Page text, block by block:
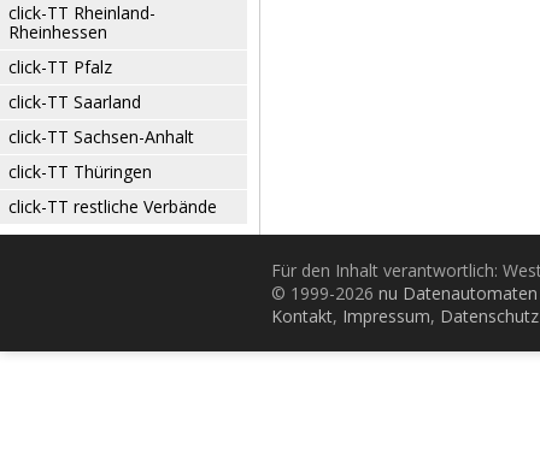
click-TT Rheinland-
Rheinhessen
click-TT Pfalz
click-TT Saarland
click-TT Sachsen-Anhalt
click-TT Thüringen
click-TT restliche Verbände
Für den Inhalt verantwortlich:
© 1999-2026 nu
Kontakt, Impressum, Datenschutz